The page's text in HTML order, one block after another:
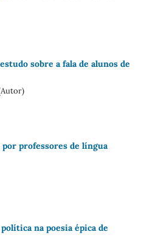
sobre a fala de alunos de
professores de língua
na poesia épica de